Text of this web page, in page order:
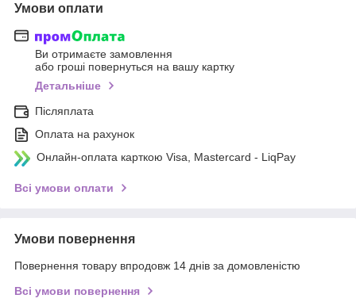
Умови оплати
Ви отримаєте замовлення
або гроші повернуться на вашу картку
Детальніше
Післяплата
Оплата на рахунок
Онлайн-оплата карткою Visa, Mastercard - LiqPay
Всі умови оплати
Умови повернення
Повернення товару впродовж 14 днів за домовленістю
Всі умови повернення